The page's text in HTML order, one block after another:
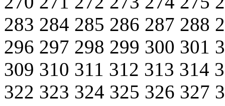
283 284 285 286 287 288
296 297 298 299 300 301
309 310 311 312 313 314
322 323 324 325 326 327